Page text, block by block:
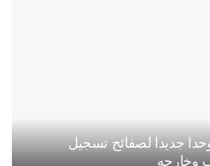
جديدا لصفائح تسجيل
وخارجه